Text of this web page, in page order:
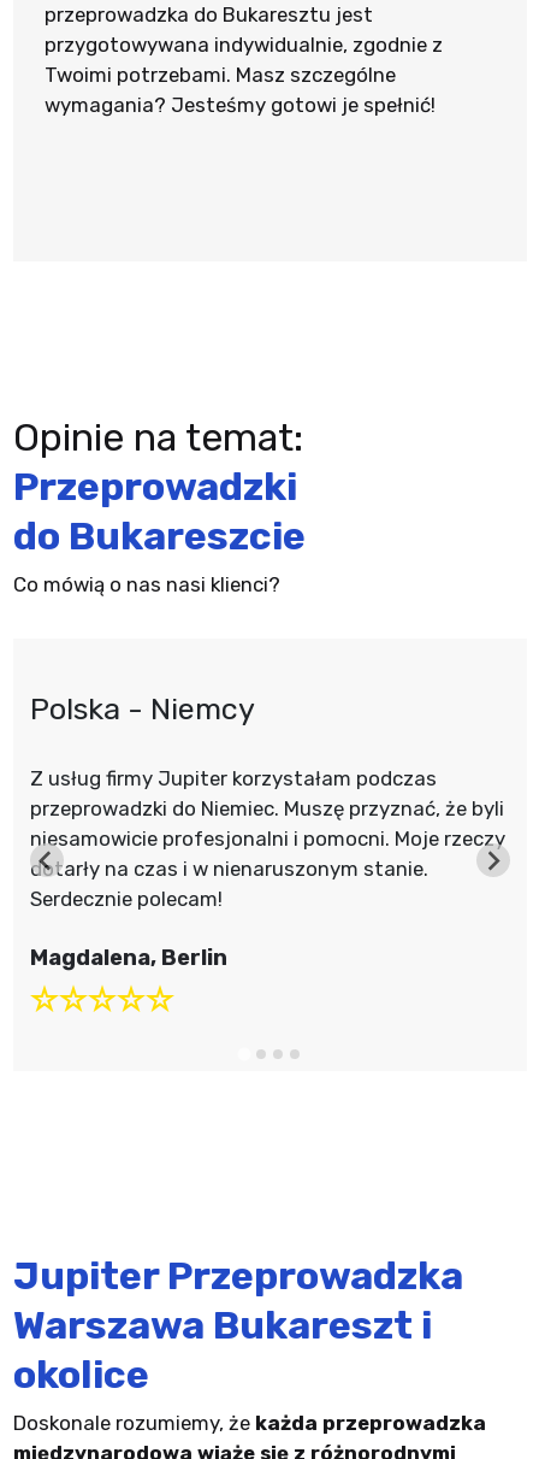
przeprowadzka do Bukaresztu jest
przygotowywana indywidualnie, zgodnie z
Twoimi potrzebami. Masz szczególne
wymagania? Jesteśmy gotowi je spełnić!
Opinie na temat:
Przeprowadzki
do Bukareszcie
Co mówią o nas nasi klienci?
Polska - Niemcy
Z usług firmy Jupiter korzystałam podczas
przeprowadzki do Niemiec. Muszę przyznać, że byli
niesamowicie profesjonalni i pomocni. Moje rzeczy
dotarły na czas i w nienaruszonym stanie.
Serdecznie polecam!
Magdalena, Berlin
Jupiter Przeprowadzka
Warszawa Bukareszt i
okolice
Doskonale rozumiemy, żekażda przeprowadzka
międzynarodowa wiąże się z różnorodnymi